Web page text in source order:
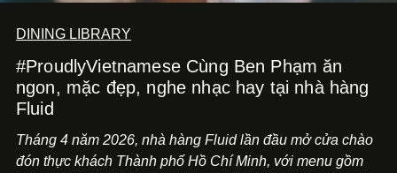
DINING LIBRARY
#ProudlyVietnamese Cùng Ben Phạm ăn
ngon, mặc đẹp, nghe nhạc hay tại nhà hàng
Fluid
Tháng 4 năm 2026, nhà hàng Fluid lần đầu mở cửa chào
đón thực khách Thành phố Hồ Chí Minh, với menu gồm